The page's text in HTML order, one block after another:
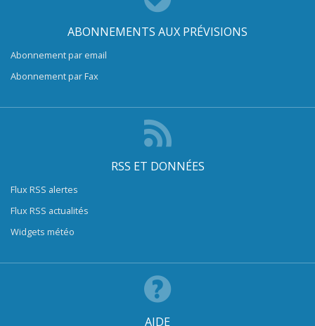
ABONNEMENTS AUX PRÉVISIONS
Abonnement par email
Abonnement par Fax
RSS ET DONNÉES
Flux RSS alertes
Flux RSS actualités
Widgets météo
AIDE